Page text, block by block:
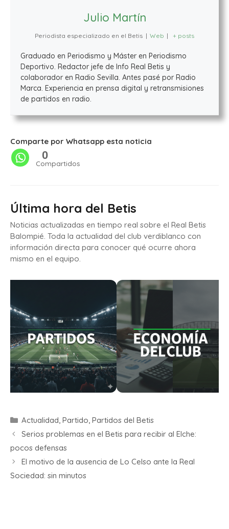
Julio Martín
Periodista especializado en el Betis | Web | + posts
Graduado en Periodismo y Máster en Periodismo
Deportivo. Redactor jefe de Info Real Betis y
colaborador en Radio Sevilla. Antes pasé por Radio
Marca. Experiencia en prensa digital y retransmisiones
de partidos en radio.
Comparte por Whatsapp esta noticia
0
Compartidos
Última hora del Betis
Noticias actualizadas en tiempo real sobre el Real Betis
Balompié. Toda la actualidad del club verdiblanco con
información directa para conocer qué ocurre ahora
mismo en el equipo.
Actualidad, Partido, Partidos del Betis
Serios problemas en el Betis para recibir al Elche:
pocos defensas
El motivo de la ausencia de Lo Celso ante la Real
Sociedad: sin minutos